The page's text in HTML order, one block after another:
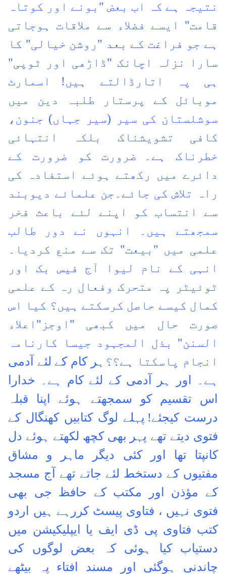
نتیجہ ہے کہ اب بعض "بونے اور کوتاہ
قامت" ایسے فضلاء سے ملاقات ہوجاتی
ہے جو فراغت کے بعد "روشن خیالی" کا
سارا نزلہ اچانک "ڈاڑھی اور ٹوپی"
ہی پہ اتارڈالتے ہیں!
اسمارٹ
موبائل کے پرستار طلبہ دین میں
سوشلستان کی سیر (سیر جہاں) جنون،
کافی تشویشناک بلکہ انتہائی
خطرناک ہے۔
ضرورت کو ضرورت کے
دائرے میں رکھتے ہوئے استفادہ کی
راہ تلاش کی جائے۔جن علمائے دیوبند
سے انتساب کو اپنے لئے باعث فخر
سمجھتے ہیں۔ انہوں نے دور طالب
علمی میں "بیعت" تک سے منع کردیا۔
انہی کے نام لیوا آج فیس بک اور
ٹوئیٹر پہ متحرک وفعال رہ کے علمی
کمال کیسے حاصل کرسکتے ہیں؟ کیا اس
صورت حال میں کبھی "اوجز"اعلاء
السنن" بذل المجہود جیسا کارنامہ
انجام پاسکتا ہے؟؟ ہر کام کے لئے آدمی
ہے۔ اور ہر آدمی کے لئے کام ہے۔ خدارا
اس تقسیم کو سمجھتے ہوئے اپنا قبلہ
درست کیجئے! پہلے لوگ کتابیں کھنگال کے
فتوی دیتے تھے پہر بھی کچھ لکھتے ہوئے دل
کانپتا تھا اور کئی دیگر ماہر و مشاق
مفتیوں کے دستخط لئے جاتے تھے
آج مسجد
کے مؤذن اور مکتب کے حافظ جی بھی
فتوی نہیں ، فتاوی پیسٹ کررہے ہیں
اردو
کتب فتاوی پی ڈی ایف یا ایپلیکیشن میں
دستیاب کیا ہوئی کہ بعض لوگوں کی
چاندنی ہوگئی اور مسند افتاء پہ بیٹھے